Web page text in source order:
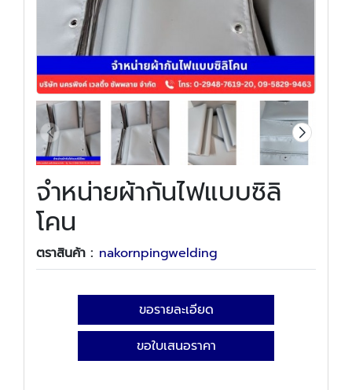
จำหน่ายผ้ากันไฟแบบซิลิ
โคน
ตราสินค้า : nakornpingwelding
ขอรายละเอียด
ขอใบเสนอราคา